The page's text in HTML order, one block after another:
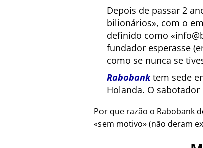
Depois de passar 2
bilionários , com o
definido como
fundador esperasse
como se nunca se
Rabobanktem sede
Holanda. O
Por que razão o Rabobank
sem motivo (não deram